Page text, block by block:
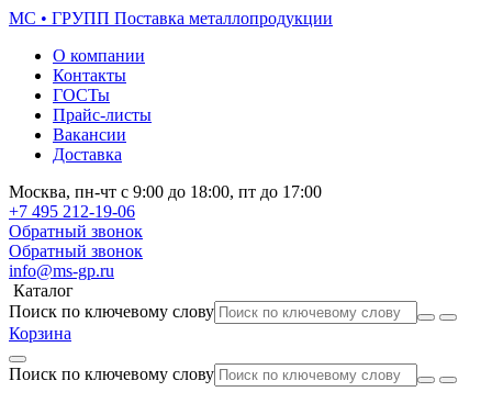
МС • ГРУПП Поставка металлопродукции
О компании
Контакты
ГОСТы
Прайс-листы
Вакансии
Доставка
Москва, пн-чт с 9:00 до 18:00, пт до 17:00
+7 495 212-19-06
Обратный звонок
Обратный звонок
info@ms-gp.ru
Каталог
Поиск по ключевому слову
Корзина
Поиск по ключевому слову